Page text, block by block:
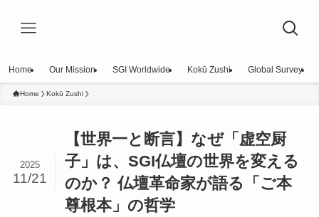
Home Our Mission SGI Worldwide Kokū Zushi Global Survey
Home Kokū Zushi
【世界一と断言】なぜ「虚空厨
子」は、SGI仏壇の世界を変える
のか？ 仏壇革命家が語る「ご本
尊根本」の哲学
2025
11/21